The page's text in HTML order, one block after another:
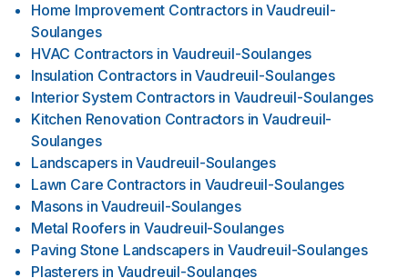
Home Improvement Contractors in Vaudreuil-
Soulanges
HVAC Contractors in Vaudreuil-Soulanges
Insulation Contractors in Vaudreuil-Soulanges
Interior System Contractors in Vaudreuil-Soulanges
Kitchen Renovation Contractors in Vaudreuil-
Soulanges
Landscapers in Vaudreuil-Soulanges
Lawn Care Contractors in Vaudreuil-Soulanges
Masons in Vaudreuil-Soulanges
Metal Roofers in Vaudreuil-Soulanges
Paving Stone Landscapers in Vaudreuil-Soulanges
Plasterers in Vaudreuil-Soulanges